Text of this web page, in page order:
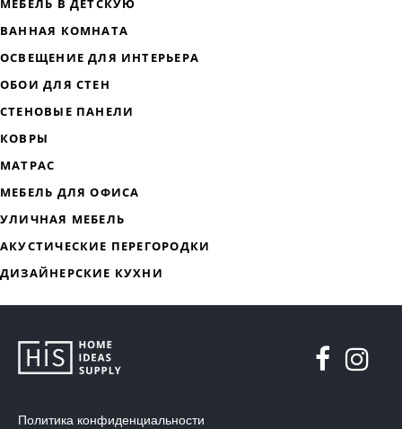
МЯГКАЯ МЕБЕЛЬ
ДИЗАЙНЕРСКИЕ СТОЛЫ
Политика конфиденциальности